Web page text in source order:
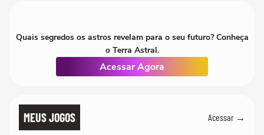
Quais segredos os astros revelam para o seu futuro? Conheça
o Terra Astral.
Acessar Agora
MEUS JOGOS Acessar →